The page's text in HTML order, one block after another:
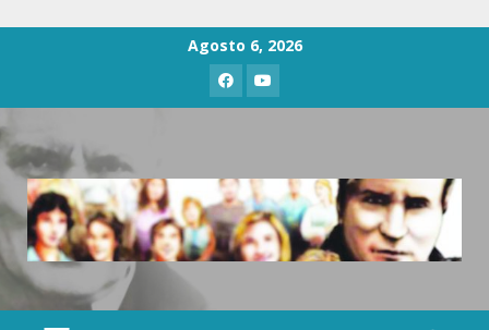
Agosto 6, 2026